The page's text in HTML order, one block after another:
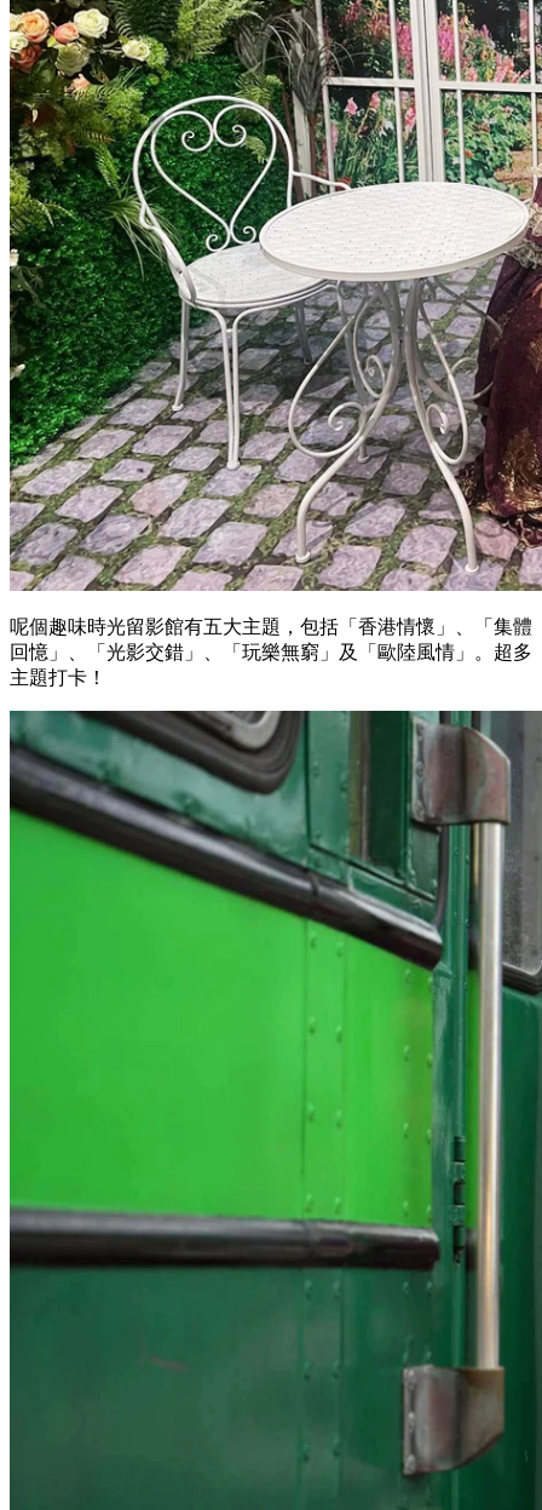
呢個趣味時光留影館有五大主題，包括「香港情懷」、「集體
回憶」、「光影交錯」、「玩樂無窮」及「歐陸風情」。超多
主題打卡！